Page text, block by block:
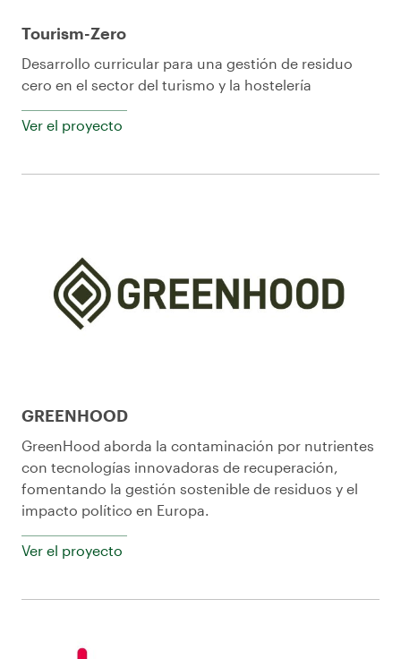
Tourism-Zero
Desarrollo curricular para una gestión de residuo
cero en el sector del turismo y la hostelería
Ver el proyecto
GREENHOOD
GreenHood aborda la contaminación por nutrientes
con tecnologías innovadoras de recuperación,
fomentando la gestión sostenible de residuos y el
impacto político en Europa.
Ver el proyecto